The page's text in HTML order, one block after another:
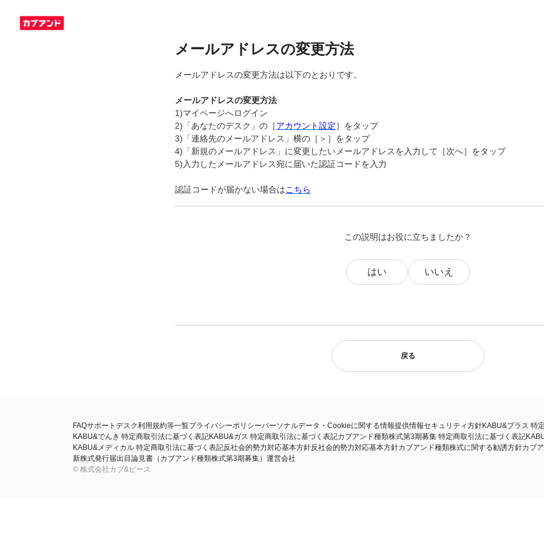
メールアドレスの変更方法
メールアドレスの変更方法は以下のとおりです。
メールアドレスの変更方法
1)マイページへログイン
2)「あなたのデスク」の［アカウント設定］をタップ
3)「連絡先のメールアドレス」横の［＞］をタップ
4)「新規のメールアドレス」に変更したいメールアドレスを入力して［次へ］をタップ
5)入力したメールアドレス宛に届いた認証コードを入力
認証コードが届かない場合はこちら
この説明はお役に立ちましたか？
はい いいえ
戻る
FAQサポートデスク利用規約等一覧プライバシーポリシーパーソナルデータ・Cookieに関する情報提供情報セキュリティ方針KABU&プラス 特
KABU&でんき 特定商取引法に基づく表記KABU&ガス 特定商取引法に基づく表記カブアンド種類株式第3期募集 特定商取引法に基づく表記
KABU&メディカル 特定商取引法に基づく表記反社会的勢力対応基本方針反社会的勢力対応基本方針カブアンド種類株式に関する勧誘方針カブ
新株式発行届出目論見書（カブアンド種類株式第3期募集） 運営会社
© 株式会社カブ&ピース